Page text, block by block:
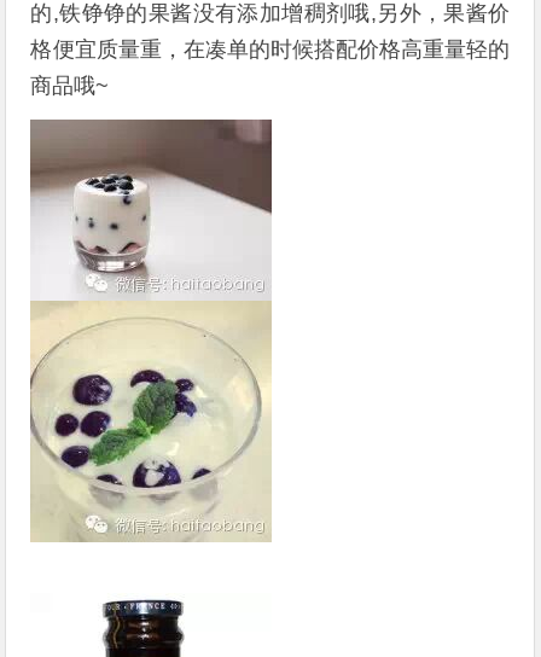
的,铁铮铮的果酱没有添加增稠剂哦,另外，果酱价
格便宜质量重，在凑单的时候搭配价格高重量轻的
商品哦~